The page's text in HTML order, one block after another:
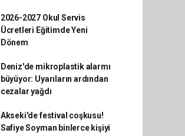
2026-2027 Okul Servis
Ücretleri Eğitimde Yeni
Dönem
Deniz'de mikroplastik alarmı
büyüyor: Uyarıların ardından
cezalar yağdı
Akseki'de festival coşkusu!
Safiye Soyman binlerce kişiyi